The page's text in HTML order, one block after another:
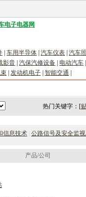
电子电器网
车用半导体 汽车仪表 汽车
影音 汽保汽修设备 电动汽车
发动机电子 智能交通
热门关键字：[
信息技术 公路信号及安全监
产品/公司